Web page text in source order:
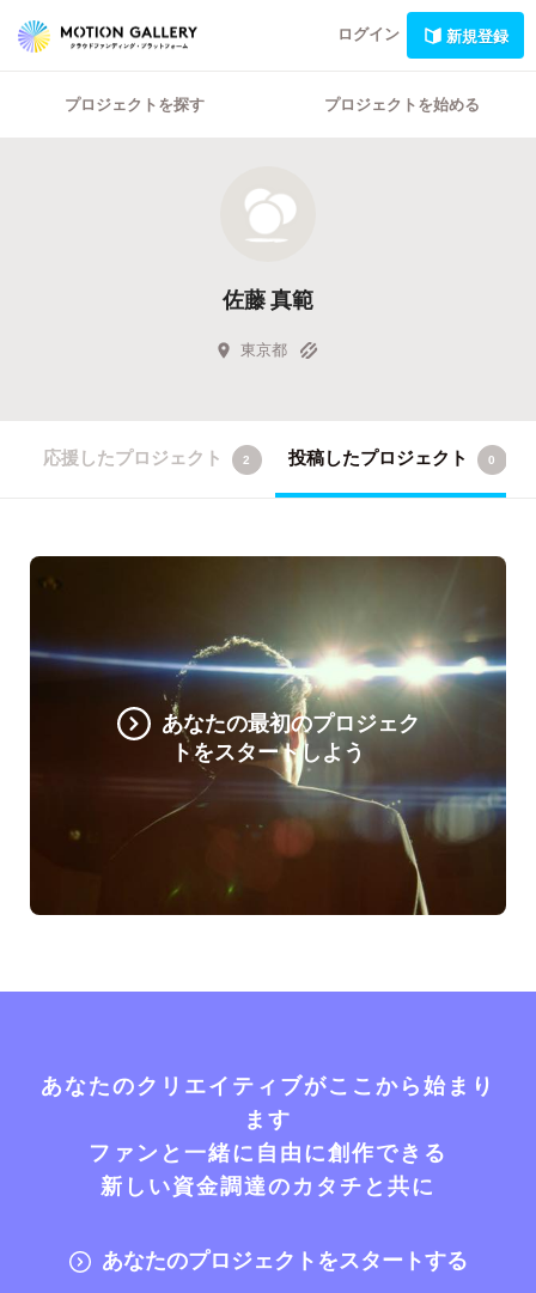
ログイン 新規登録
プロジェクトを探す プロジェクトを始める
佐藤 真範
東京都
応援したプロジェクト 2 投稿したプロジェクト 0
あなたの最初のプロジェク
トをスタートしよう
あなたのクリエイティブがここから始まり
ます
ファンと一緒に自由に創作できる
新しい資金調達のカタチと共に
あなたのプロジェクトをスタートする